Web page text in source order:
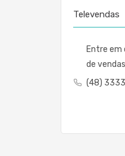
Televendas
Entre
de
(48)